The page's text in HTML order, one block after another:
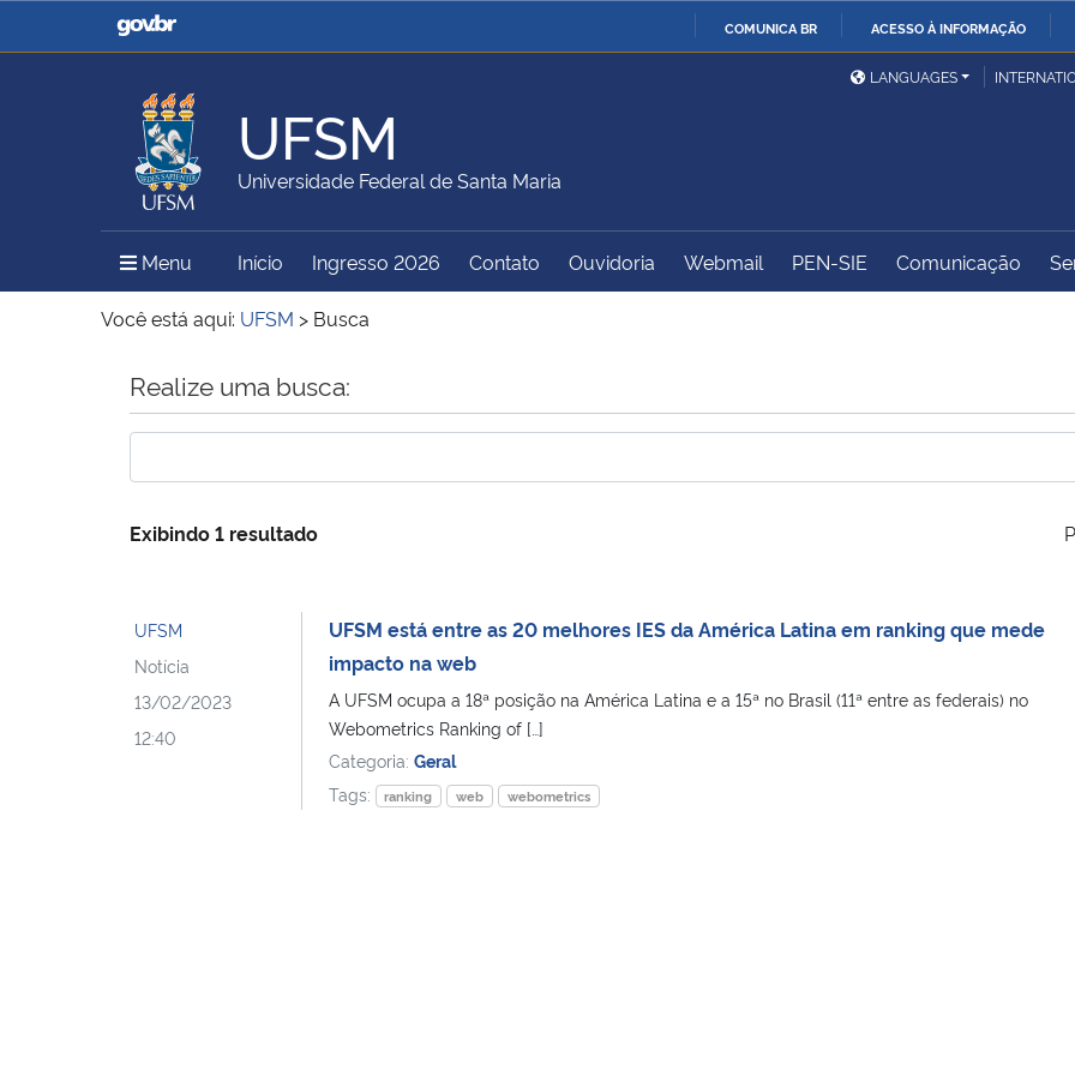
COMUNICA BR ACESSO À INFORMAÇÃO
Casa Civil
Ministério da Justiça e
Ministério da Defesa
Ministério das Relações
Exteriores
Ministério da Agricultura,
Pecuária e Abastecimento
Ministério da Educação
Ministério do Meio Ambiente Ministério do Turismo
Ministério do
Controladoria-Geral da
LANGUAGES
UFSM
Universidade Federal de Santa Maria
Menu Menu Principal do Sítio
Início Ingresso 2026 Contato Ouvidoria Webmail PEN-SIE Comunicação
Você está aqui: UFSM > Busca
Início do conteúdo
Realize uma busca:
Exibindo 1 resultado
UFSM
Notícia
13/02/2023
12:40
UFSM está entre as 20 melhores IES da América Latina em ranking que mede
impacto na web
A UFSM ocupa a 18ª posição na América Latina e a 15ª no Brasil (11ª entre as federais) no
Webometrics Ranking of […]
Categoria: Geral
Tags:
ranking web webometrics